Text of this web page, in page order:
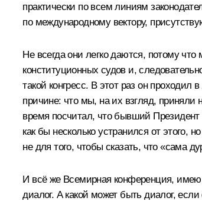
практически по всем линиям
по международному вектору,
Не всегда они легко даются, потому
конституционных судов и,
такой конгресс. В этот раз он
причине: что мы, на их взгляд,
время посчитал, что бывший Президент
как бы несколько устранился от этого,
не для того, чтобы сказать, что «сама
И всё же Всемирная конференция, имею
диалог. А какой может быть диалог,